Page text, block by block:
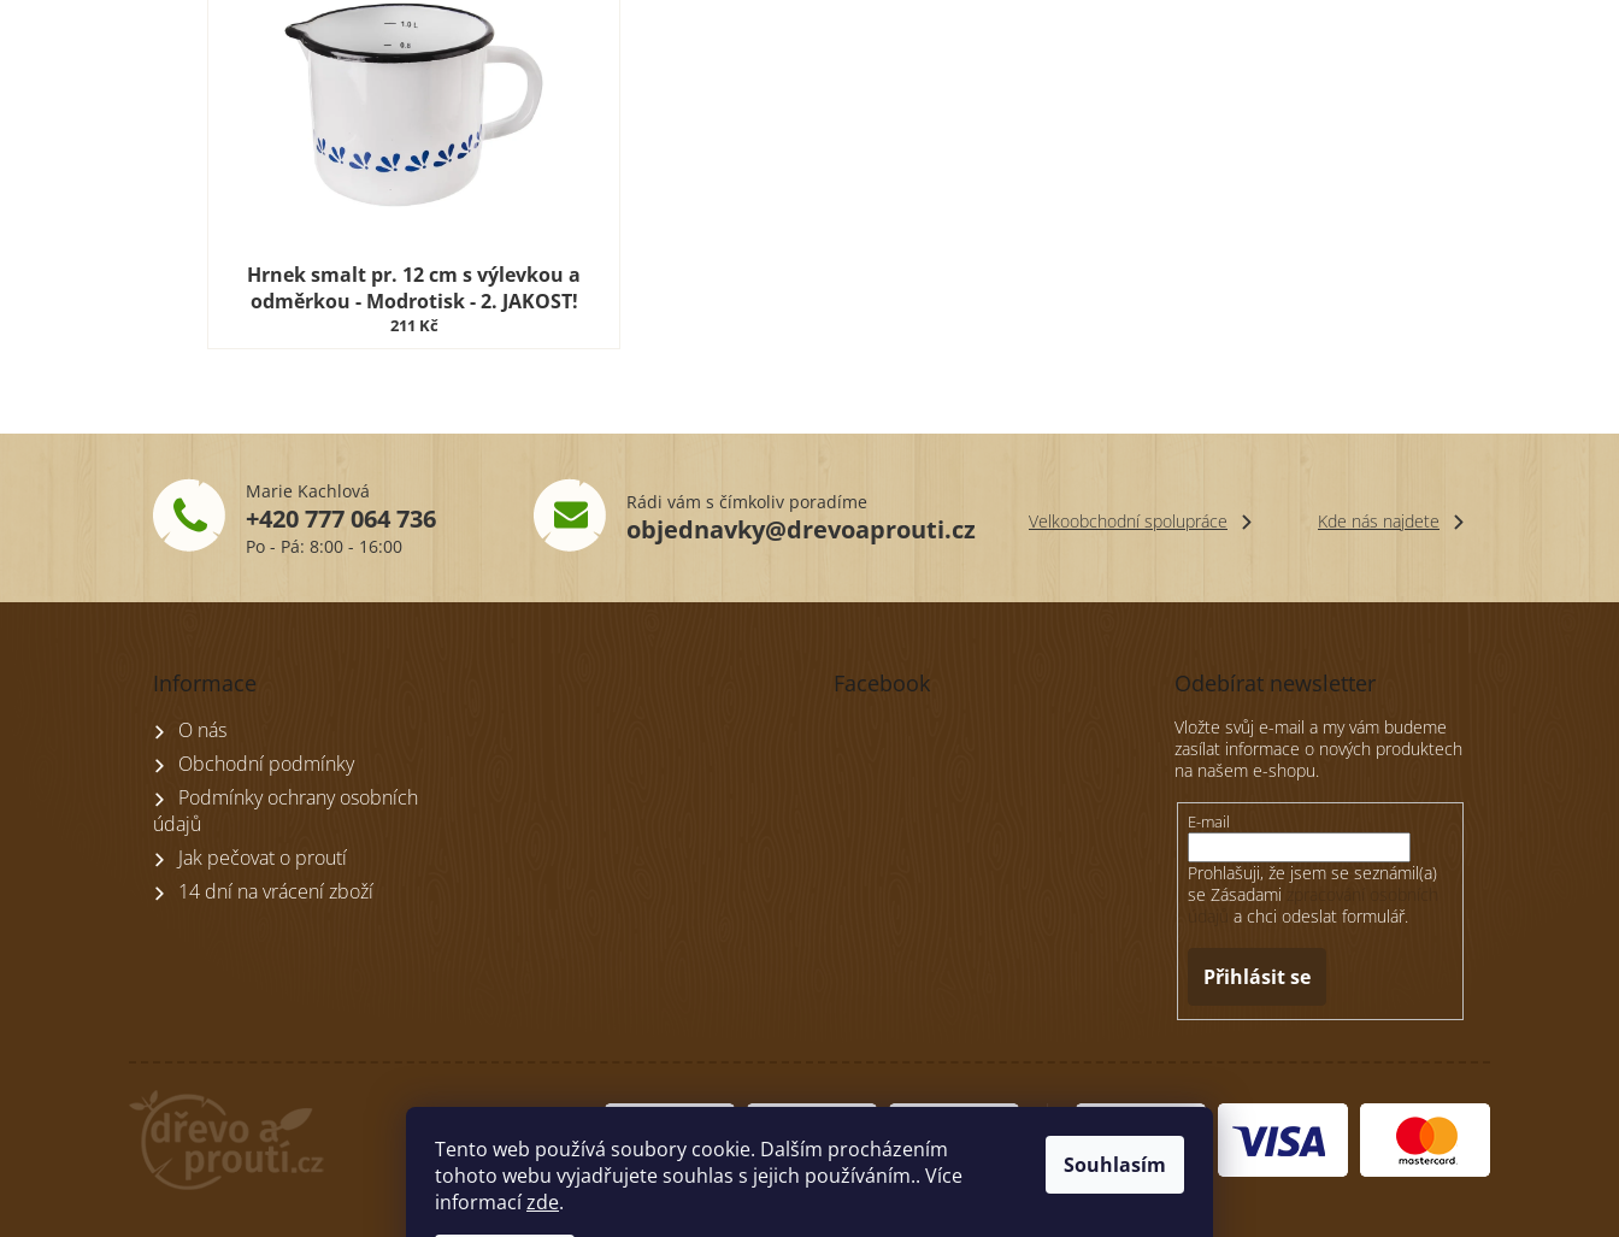
Tento web používá soubory cookie. Dalším procházením
tohoto webu vyjadřujete souhlas s jejich používáním.. Více
informacízde.
Souhlasím
Hrnek smalt pr. 12 cm s výlevkou a
odměrkou - Modrotisk - 2. JAKOST!
211 Kč
Marie Kachlová
+420 777 064 736
Po - Pá: 8:00 - 16:00 objednavky@drevoaprouti.cz
Rádi vám s čímkoliv poradíme
Velkoobchodní spolupráce
Kde nás najdete
Informace
O nás
Obchodní podmínky
Podmínky ochrany osobních
údajů
Jak pečovat o proutí
14 dní na vrácení zboží
Facebook Odebírat newsletter
Vložte svůj e-mail a my vám budeme
zasílat informace o nových produktech
na našem e-shopu.
E-mail
Prohlašuji, že jsem se seznámil(a)
se Zásadami
a chci odeslat formulář.
Přihlásit se